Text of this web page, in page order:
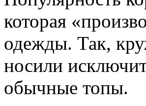
которая
одежды. Так,
носили
обычные топы.